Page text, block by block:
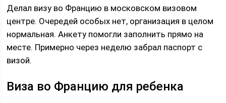
Делал визу во Францию в московском визовом
центре. Очередей особых нет, организация в целом
нормальная. Анкету помогли заполнить прямо на
месте. Примерно через неделю забрал паспорт с
визой.
Виза во Францию для ребенка